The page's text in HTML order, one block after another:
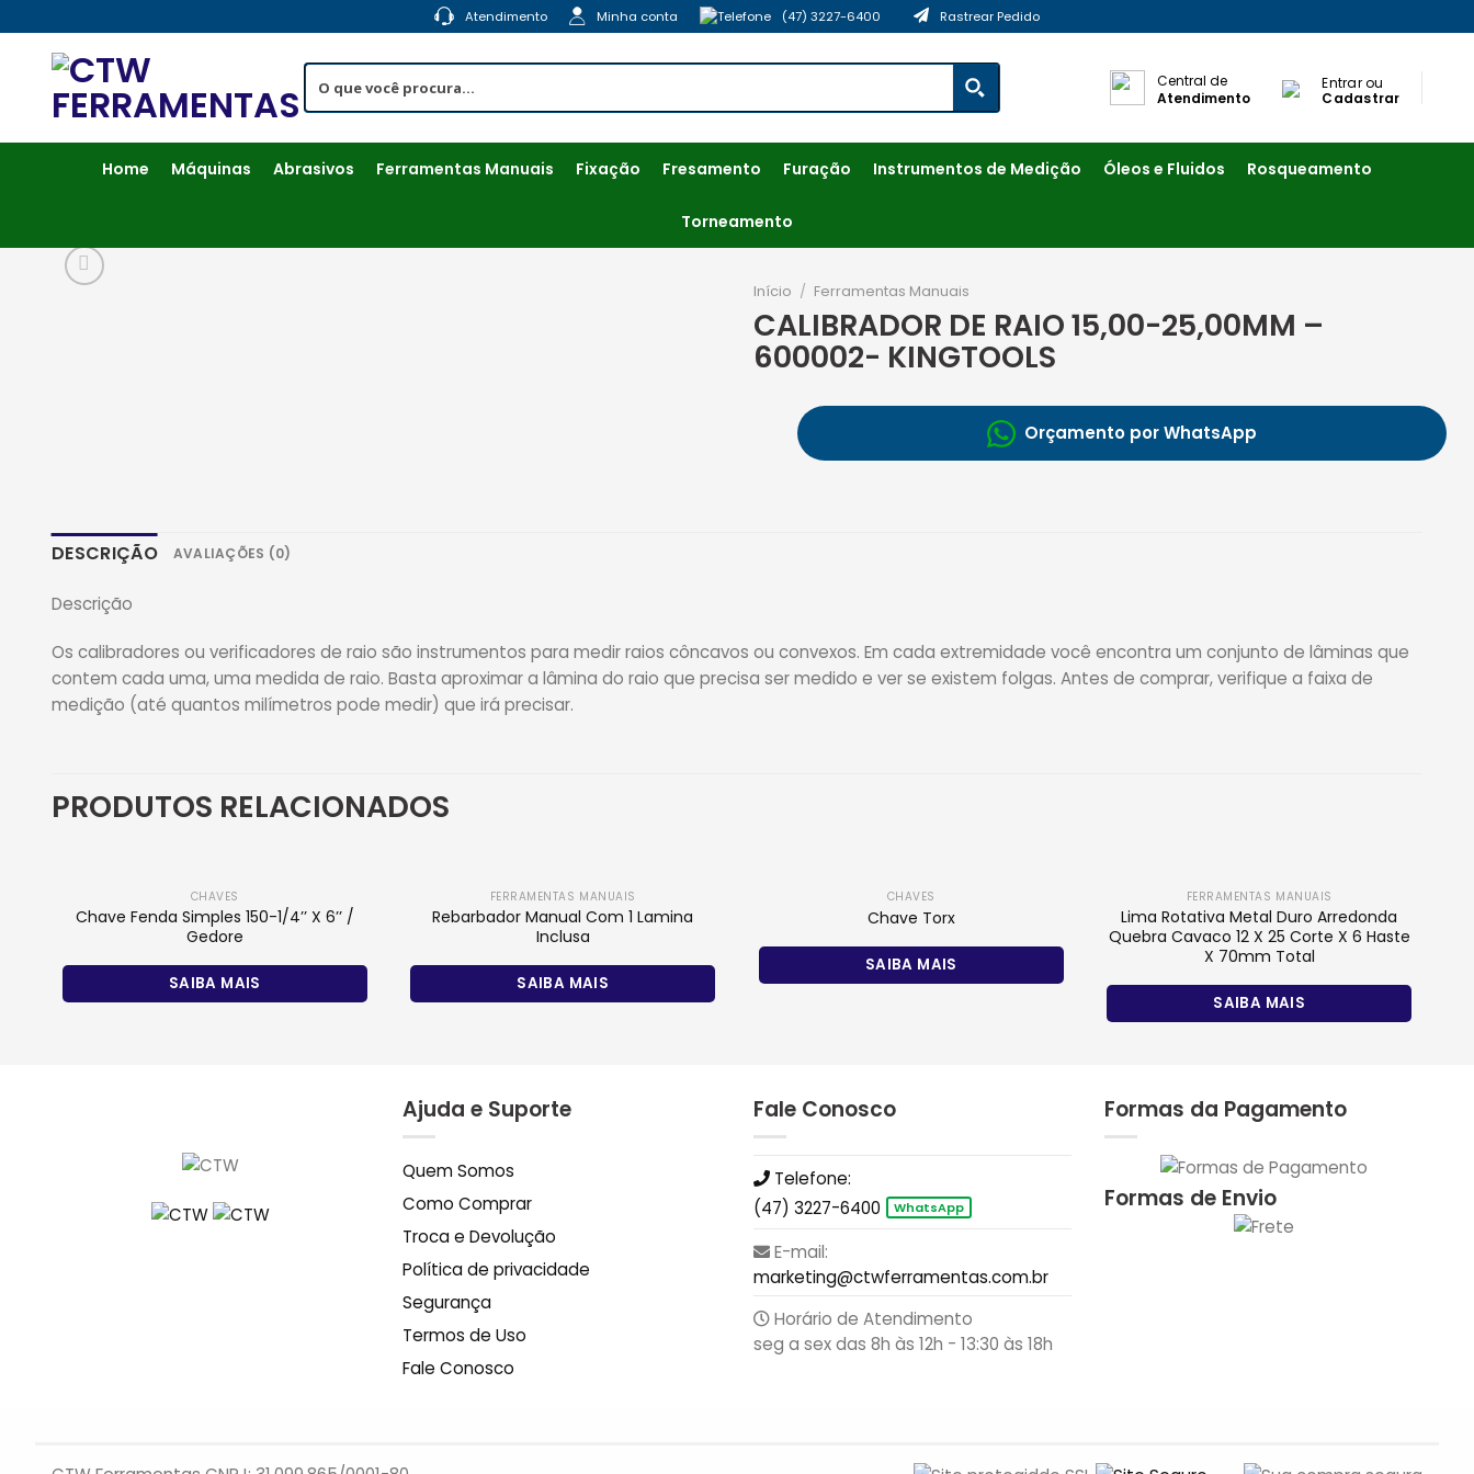
to
content
Atendimento Minha conta (47) 3227-6400 Rastrear Pedido
Central de
Atendimento
Entrar ou
Cadastrar
Home Máquinas Abrasivos Ferramentas Manuais Fixação Fresamento Furação Instrumentos de Medição Óleos e Fluidos Rosqueamento
Torneamento
Início / Ferramentas Manuais
CALIBRADOR DE RAIO 15,00-25,00MM –
600002- KINGTOOLS
Orçamento por WhatsApp
DESCRIÇÃO AVALIAÇÕES (0)
Descrição
Os calibradores ou verificadores de raio são instrumentos para medir raios côncavos ou convexos. Em cada extremidade você encontra um conjunto de lâminas que
contem cada uma, uma medida de raio. Basta aproximar a lâmina do raio que precisa ser medido e ver se existem folgas. Antes de comprar, verifique a faixa de
medição (até quantos milímetros pode medir) que irá precisar.
PRODUTOS RELACIONADOS
CHAVES
Chave Fenda Simples 150-1/4’’ X 6’’ /
Gedore
SAIBA MAIS
FERRAMENTAS MANUAIS
Rebarbador Manual Com 1 Lamina
Inclusa
SAIBA MAIS
CHAVES
Chave Torx
SAIBA MAIS
FERRAMENTAS MANUAIS
Lima Rotativa Metal Duro Arredonda
Quebra Cavaco 12 X 25 Corte X 6 Haste
X 70mm Total
SAIBA MAIS
Ajuda e Suporte
Quem Somos
Como Comprar
Troca e Devolução
Política de privacidade
Segurança
Termos de Uso
Fale Conosco
Fale Conosco
Telefone:
(47) 3227-6400
WhatsApp
E-mail:
marketing@ctwferramentas.com.br
Horário de Atendimento
seg a sex das 8h às 12h - 13:30 às 18h
Formas da Pagamento
Formas de Envio